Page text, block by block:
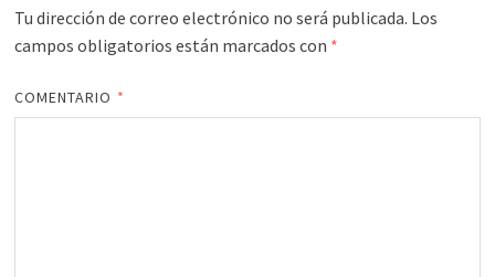
Tu dirección de correo electrónico no será publicada. Los
campos obligatorios están marcados con *
COMENTARIO *